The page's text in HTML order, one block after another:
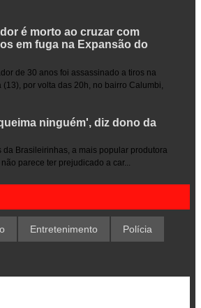
é morto ao cruzar com
em fuga na Expansão do
de 30 anos foi assassinado a tiros na
por volta das 20h, no bairro Calumbi,
ninguém', diz dono da
da Brasileirinhas, a mais popular produtora
parece ter prejudicado a car...
Entretenimento Polícia